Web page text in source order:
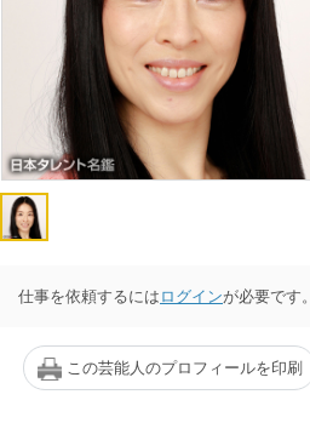
仕事を依頼するには ログインが必要です。
この芸能人のプロフィールを印刷